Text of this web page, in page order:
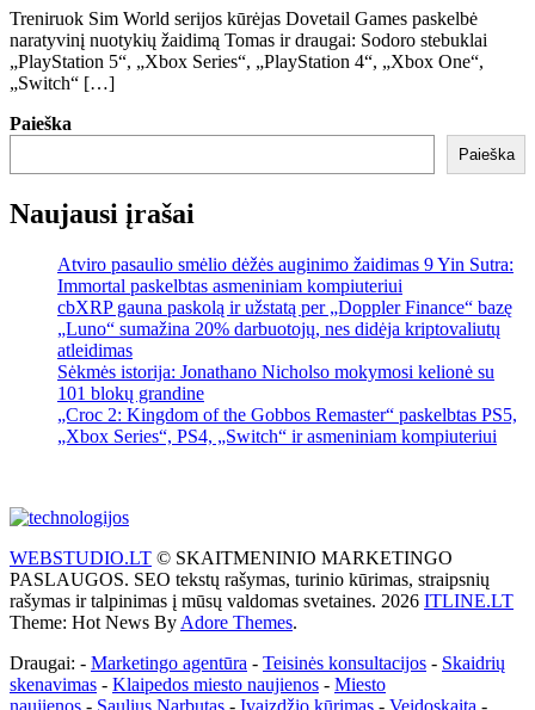
Treniruok Sim World serijos kūrėjas Dovetail Games paskelbė
naratyvinį nuotykių žaidimą Tomas ir draugai: Sodoro stebuklai
„PlayStation 5“, „Xbox Series“, „PlayStation 4“, „Xbox One“,
„Switch“ […]
Paieška
Paieška
Naujausi įrašai
Atviro pasaulio smėlio dėžės auginimo žaidimas 9 Yin Sutra:
Immortal paskelbtas asmeniniam kompiuteriui
cbXRP gauna paskolą ir užstatą per „Doppler Finance“ bazę
„Luno“ sumažina 20% darbuotojų, nes didėja kriptovaliutų
atleidimas
Sėkmės istorija: Jonathano Nicholso mokymosi kelionė su
101 blokų grandine
„Croc 2: Kingdom of the Gobbos Remaster“ paskelbtas PS5,
„Xbox Series“, PS4, „Switch“ ir asmeniniam kompiuteriui
WEBSTUDIO.LT © SKAITMENINIO MARKETINGO
PASLAUGOS. SEO tekstų rašymas, turinio kūrimas, straipsnių
rašymas ir talpinimas į mūsų valdomas svetaines. 2026 ITLINE.LT
Theme: Hot News By Adore Themes.
Draugai: - Marketingo agentūra - Teisinės konsultacijos - Skaidrių
skenavimas - Klaipedos miesto naujienos - Miesto
naujienos - Saulius Narbutas - Įvaizdžio kūrimas - Veidoskaita -